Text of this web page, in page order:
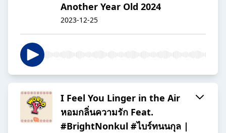
Another Year Old 2024
2023-12-25
I Feel You Linger in the Air
หอมกลิ่นความรัก Feat.
#BrightNonkul #ไบร์ทนนกุล |